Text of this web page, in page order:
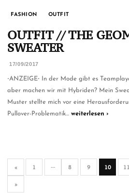
FASHION OUTFIT
OUTFIT // THE
SWEATER
17/09/2017
⋅ANZEIGE⋅ In der Mode gibt es
aber machen wir mit Hybriden? Mein
Muster stellte mich vor eine
Pullover-Problematik… weiterlesen ›
« 1 ··· 8 9 10 11
»